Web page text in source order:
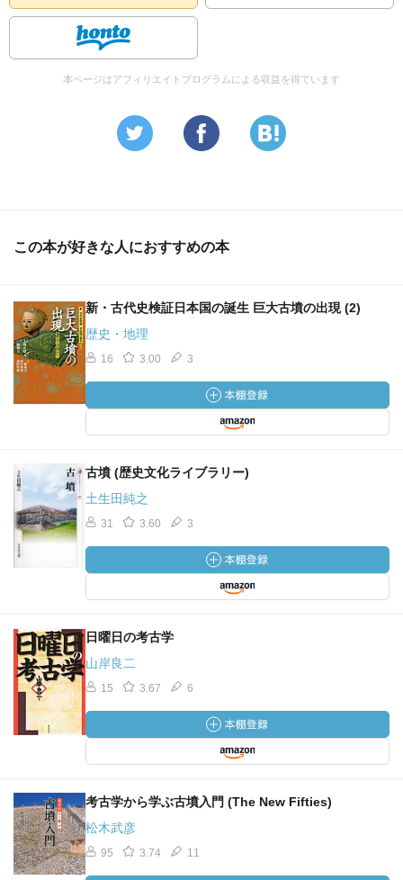
本ページはアフィリエイトプログラムによる収益を得ています
この本が好きな人におすすめの本
新・古代史検証日本国の誕生 巨大古墳の出現 (2)
歴史・地理
16 3.00 3
古墳 (歴史文化ライブラリー)
土生田純之
31 3.60 3
日曜日の考古学
山岸良二
15 3.67 6
考古学から学ぶ古墳入門 (The New Fifties)
松木武彦
95 3.74 11